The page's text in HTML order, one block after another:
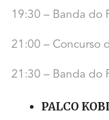
19:30 – Banda do
21:00 – Concurso
21:30 – Banda do
PALCO